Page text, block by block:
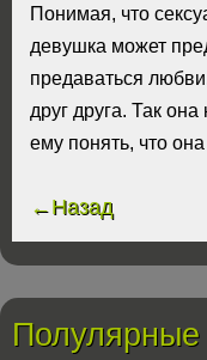
Понимая, что
девушка может
предаваться
друг друга. Так
ему понять, что
←Назад
Полулярные